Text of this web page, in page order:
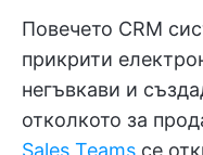
Повечето CRM
прикрити
негъвкави и
отколкото за